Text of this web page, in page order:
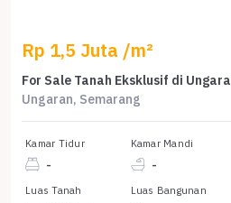
Rp 1,5 Juta /m²
For Sale Tanah Eksklusif di
Ungaran, Semarang
Kamar Tidur
-
Kamar Mandi
-
Luas Tanah Luas Bangunan